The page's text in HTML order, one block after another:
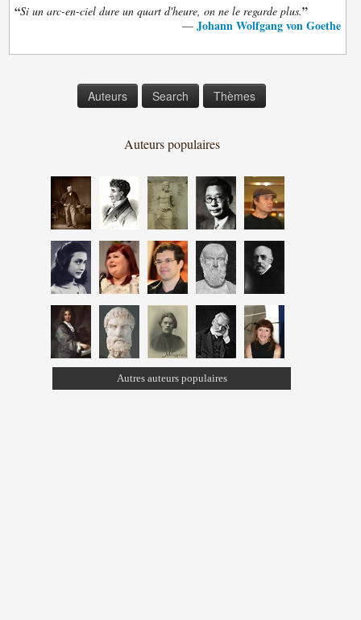
“Si un arc-en-ciel dure un quart d'heure, on ne le regarde plus.”
— Johann Wolfgang von Goethe
Auteurs Search Thèmes
Auteurs populaires
Autres auteurs populaires